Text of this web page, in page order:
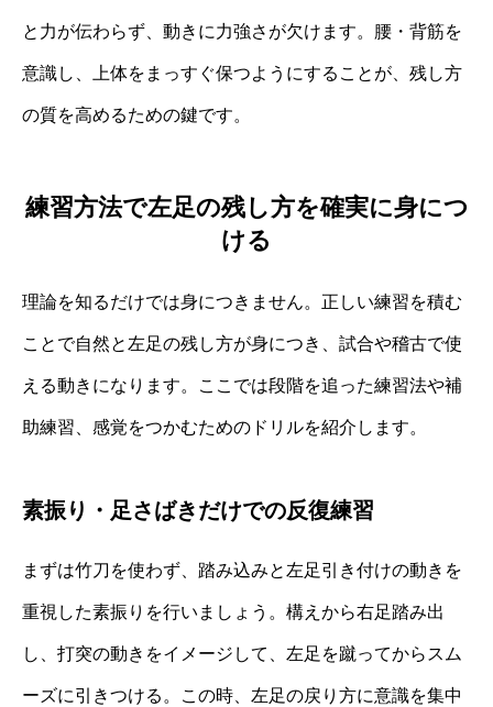
と力が伝わらず、動きに力強さが欠けます。腰・背筋を
意識し、上体をまっすぐ保つようにすることが、残し方
の質を高めるための鍵です。
練習方法で左足の残し方を確実に身につ
ける
理論を知るだけでは身につきません。正しい練習を積む
ことで自然と左足の残し方が身につき、試合や稽古で使
える動きになります。ここでは段階を追った練習法や補
助練習、感覚をつかむためのドリルを紹介します。
素振り・足さばきだけでの反復練習
まずは竹刀を使わず、踏み込みと左足引き付けの動きを
重視した素振りを行いましょう。構えから右足踏み出
し、打突の動きをイメージして、左足を蹴ってからスム
ーズに引きつける。この時、左足の戻り方に意識を集中